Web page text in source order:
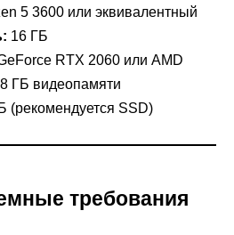
5 3600 или эквивалентный
16 ГБ
RTX 2060 или AMD
ГБ видеопамяти
(рекомендуется SSD)
требования